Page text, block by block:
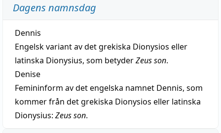
Dagens namnsdag
Dennis
Engelsk variant av det grekiska Dionysios eller
latinska Dionysius, som betyderZeus son.
Denise
Femininform av det engelska namnet Dennis, som
kommer från det grekiska Dionysios eller latinska
Dionysius: Zeus son.